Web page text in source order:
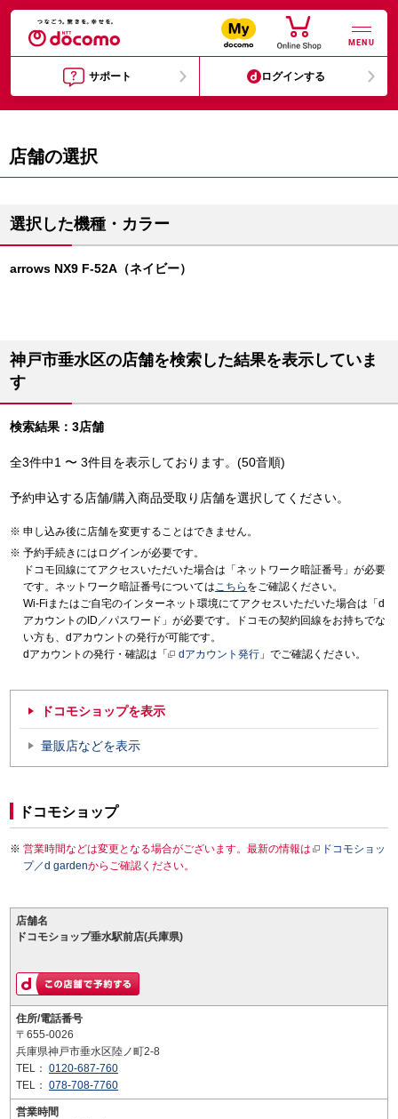
MENU
サポート ログインする
店舗の選択
選択した機種・カラー
arrows NX9 F-52A（ネイビー）
神戸市垂水区の店舗を検索した結果を表示していま
す
検索結果：3店舗
全3件中1 〜 3件目を表示しております。(50音順)
予約申込する店舗/購入商品受取り店舗を選択してください。
申し込み後に店舗を変更することはできません。
予約手続きにはログインが必要です。
ドコモ回線にてアクセスいただいた場合は「ネットワーク暗証番号」が必要
です。ネットワーク暗証番号についてはこちら をご確認ください。
Wi-Fiまたはご自宅のインターネット環境にてアクセスいただいた場合は「d
アカウントのID／パスワード」が必要です。ドコモの契約回線をお持ちでな
い方も、dアカウントの発行が可能です。
dアカウントの発行・確認は「
dアカウント発行 」でご確認ください。
ドコモショップを表示
量販店などを表示
ドコモショップ
営業時間などは変更となる場合がございます。最新の情報は
ドコモショッ
プ／d gardenからご確認ください。
店舗名
ドコモショップ垂水駅前店(兵庫県)
住所/電話番号
〒655-0026
兵庫県神戸市垂水区陸ノ町2-8
TEL： 0120-687-760
TEL： 078-708-7760
営業時間